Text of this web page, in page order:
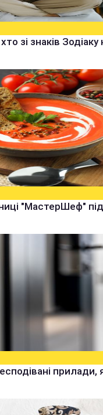
зі знаків Зодіаку
"МастерШеф"
прилади,